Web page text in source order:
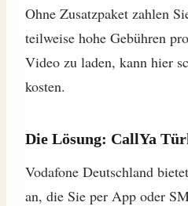
Ohne Zusatzpaket zahlen
teilweise hohe Gebühren
Video zu laden, kann hier
kosten.
Die Lösung: CallYa
Vodafone Deutschland
an, die Sie per App oder